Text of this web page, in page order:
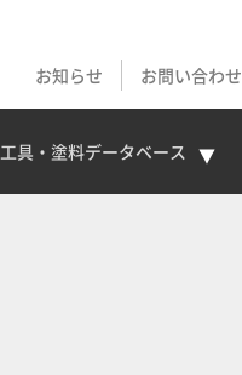
お知らせ
お問い合わせ
工具・塗料データベース